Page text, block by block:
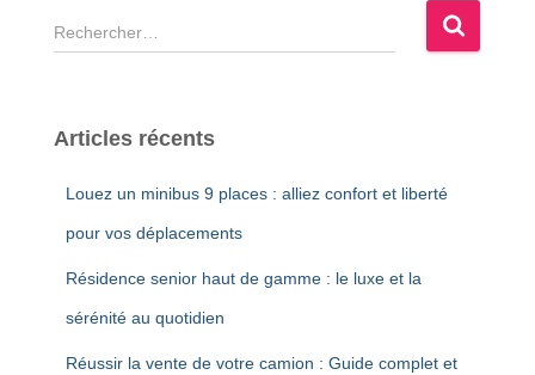
R
e
e
Articles récents
Louez un minibus 9 places : alliez confort et liberté
pour vos déplacements
Résidence senior haut de gamme : le luxe et la
sérénité au quotidien
Réussir la vente de votre camion : Guide complet et